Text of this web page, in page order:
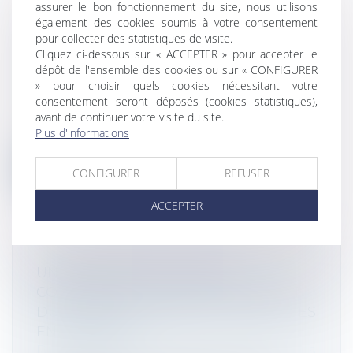
FUSION PRÉVOYANT UNE DATE
D'EFFET RÉTROACTIF : LE CONSEIL
D'ETAT VALIDE LA DOCTRINE BOFIP
Droit des sociétés/
Fusions et acquisitions
Le Conseil d’Etat vient de rejeter la
requête en annulation pour excès de
pou...
Lire la suite
assurer le bon fonctionnement du site, nous utilisons
également des cookies soumis à votre consentement
pour collecter des statistiques de visite.
Cliquez ci-dessous sur « ACCEPTER » pour accepter le
dépôt de l'ensemble des cookies ou sur « CONFIGURER
» pour choisir quels cookies nécessitant votre
consentement seront déposés (cookies statistiques),
avant de continuer votre visite du site.
Plus d'informations
CONFIGURER REFUSER
ACCEPTER